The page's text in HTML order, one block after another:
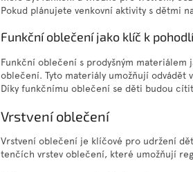
Pokud plánujete venkovní aktivity s dětmi
Funkční oblečení jako klíč k pohodlí
Funkční oblečení s prodyšným
oblečení. Tyto materiály umožňují odvádět
Díky funkčnímu oblečení se děti budou
Vrstvení oblečení
Vrstvení oblečení je klíčové pro udržení
tenčích vrstev oblečení, které umožňují